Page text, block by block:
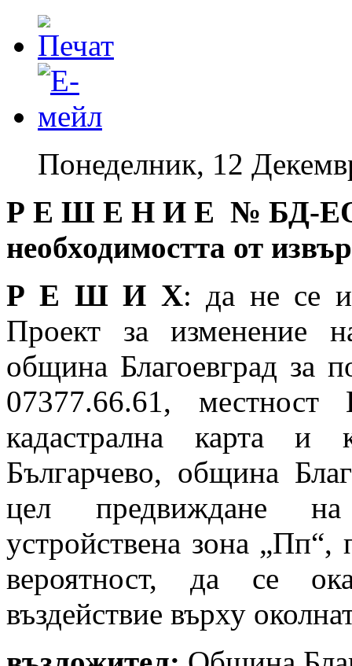
Понеделник, 12
Р Е Ш Е Н И Е № БД-
необходимостта от
Р Е Ш И Х: да не се
Проект за изменение
община Благоевград за
07377.66.61,
кадастрална карта и
Българчево, община
цел предвиждане на
устройствена зона
вероятност, да се
въздействие върху